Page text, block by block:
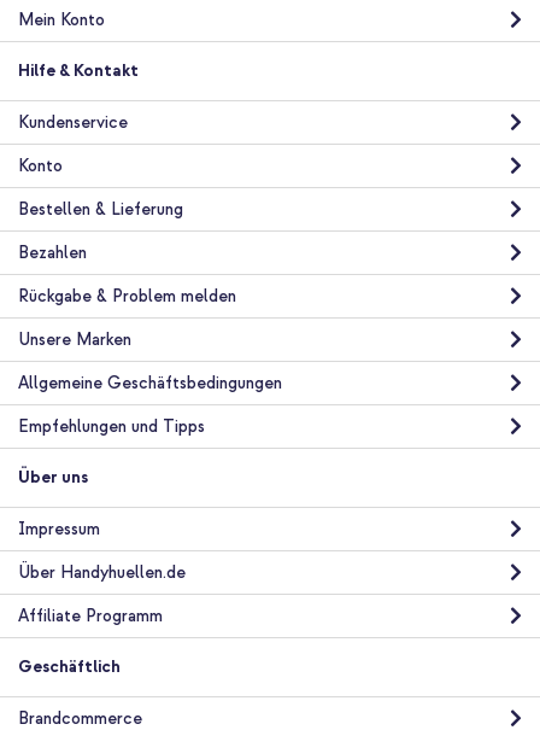
Mein Konto
Hilfe & Kontakt
Kundenservice
Konto
Bestellen & Lieferung
Bezahlen
Rückgabe & Problem melden
Unsere Marken
Allgemeine Geschäftsbedingungen
Empfehlungen und Tipps
Über uns
Impressum
Über Handyhuellen.de
Affiliate Programm
Geschäftlich
Brandcommerce